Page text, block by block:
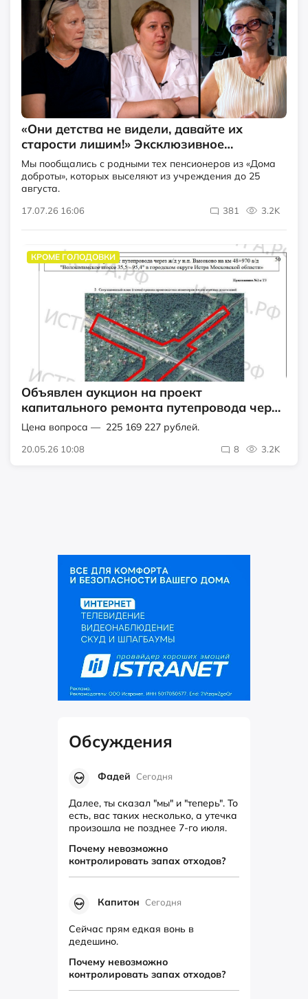
«Они детства не видели, давайте их
старости лишим!» Эксклюзивное
интервью родственников пожилых из
«Дома доброты»
Мы пообщались с родными тех пенсионеров из «Дома
доброты», которых выселяют из учреждения до 25
августа.
17.07.26 16:06 381 3.2K
КРОМЕ ГОЛОДОВКИ
Объявлен аукцион на проект
капитального ремонта путепровода через
ж/д у Высоково
Цена вопроса — 225 169 227 рублей.
20.05.26 10:08 8 3.2K
Обсуждения
Фадей Сегодня
Далее, ты сказал "мы" и "теперь". То
есть, вас таких несколько, а утечка
произошла не позднее 7-го июля.
Почему невозможно
контролировать запах отходов?
Капитон Сегодня
Сейчас прям едкая вонь в
дедешино.
Почему невозможно
контролировать запах отходов?